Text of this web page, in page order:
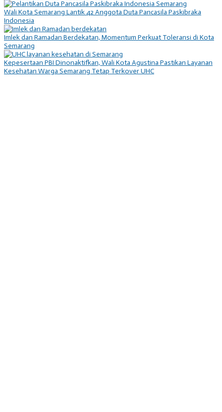
Wali Kota Semarang Lantik 42 Anggota Duta Pancasila Paskibraka
Indonesia
Imlek dan Ramadan Berdekatan, Momentum Perkuat Toleransi di Kota
Semarang
Kepesertaan PBI Dinonaktifkan, Wali Kota Agustina Pastikan Layanan
Kesehatan Warga Semarang Tetap Terkover UHC